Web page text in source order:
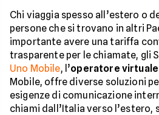
Chi viaggia spesso all’estero o
persone che si trovano in altri
importante avere una tariffa
trasparente per le chiamate, gli
Uno Mobile, l’operatore virtuale
Mobile, offre diverse soluzioni
esigenze di comunicazione
chiami dall’Italia verso l’estero,